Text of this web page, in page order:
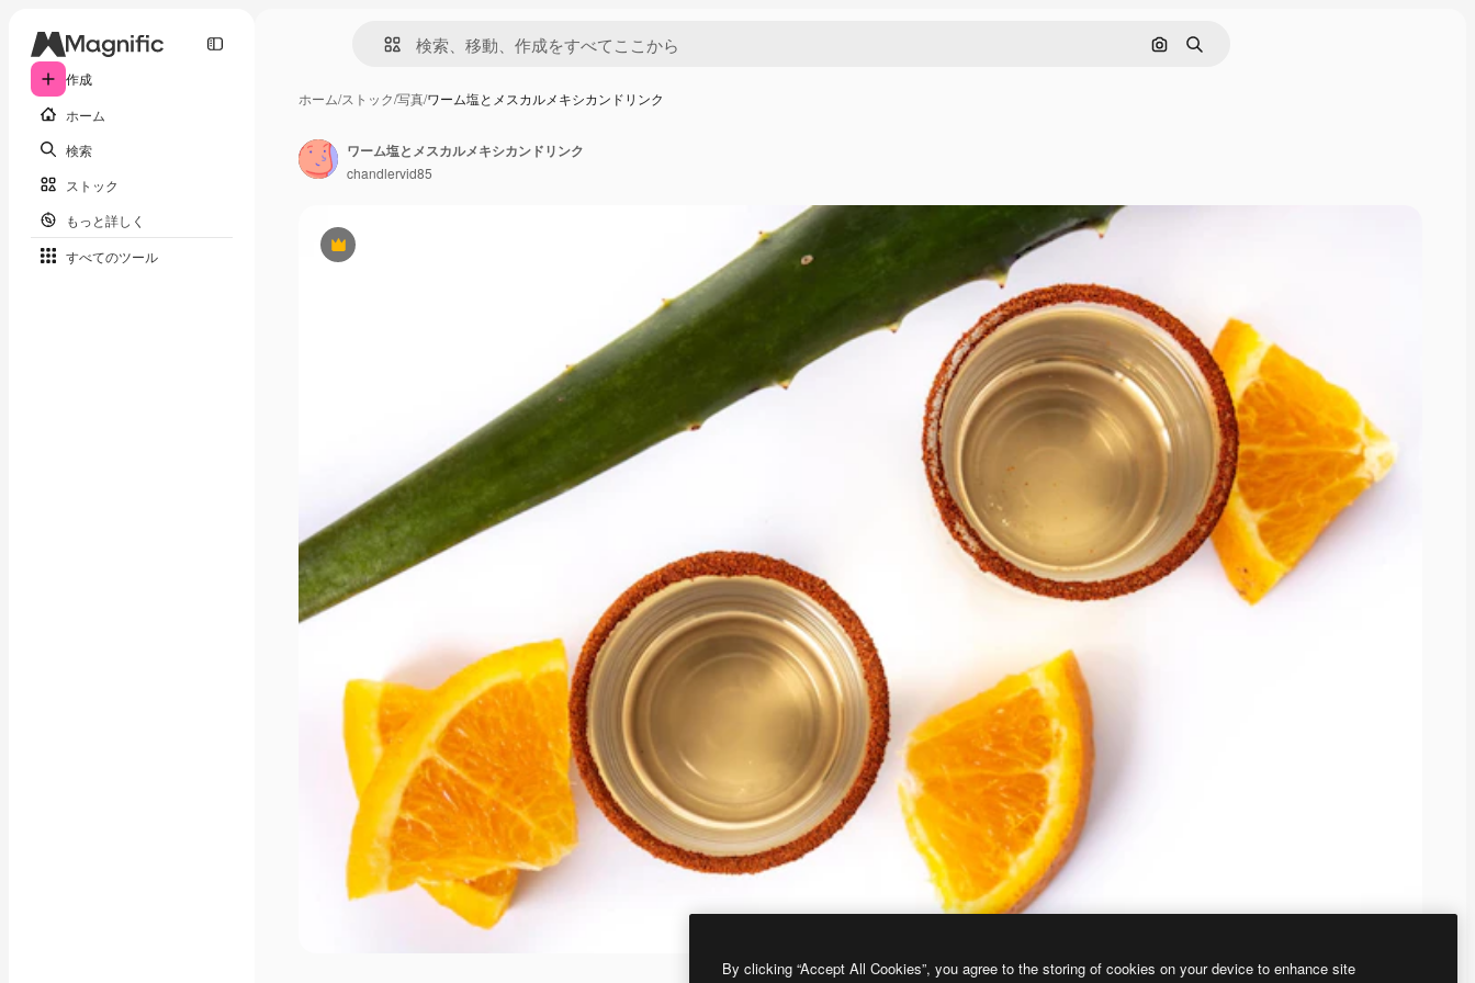
作成
ホーム
検索
ストック
もっと詳しく
すべてのツール
画像で検索
検索
ホーム/ストック/写真/ワーム塩とメスカルメキシカンドリンク
Premium
ワーム塩とメスカルメキシカンドリンク
chandlervid85
By clicking “Accept All Cookies”, you agree to the storing of cookies on your device to enhance site